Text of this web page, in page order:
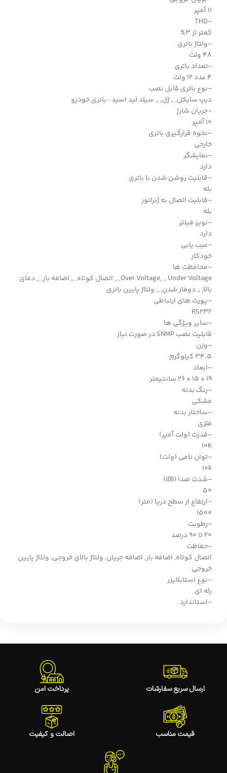
11 آمپر
-THD
کمتر از 3%
-ولتاژ باتری
48 ولت
-تعداد باتری
4 عدد 12 ولت
-نوع باتری قابل نصب
دیپ سایکل, ,, ژل, ,, سیلد لید اسید ، باتری خودرو
-جریان شارژ
10 آمپر
-نحوه قرارگیری باتری
خارجی
-نمایشگر
دارد
-قابلیت روشن شدن با باتری
بله
-قابلیت اتصال به ژنراتور
بله
-نویز فیلتر
دارد
-عیب یابی
خودکار
-محافظت ها
Over Voltage, ,, Under Voltage, ,, اتصال کوتاه, ,, اضافه بار, ,, دمای
بالا, ,, دوفاز شدن, ,, ولتاژ پایین باتری
-پورت های ارتباطی
RS232
-سایر ویژگی ها
قابلیت نصب SNMP در صورت نیاز
-وزن
34.5 کیلوگرم
-ابعاد
19 × 15 × 26 سانتیمتر
-رنگ بدنه
مشکی
-ساختار بدنه
فلزی
-قدرت (ولت آمپر)
10K
-توان نامی (وات)
10k
-شدت صدا (dB)
50
-ارتفاع از سطح دریا (متر)
1500
-رطوبت
20 تا 90 درصد
-حفاظت
اتصال کوتاه, اضافه بار, اضافه جریان, ولتاژ بالای خروجی, ولتاژ پایین
خروجی
-نوع استابلایزر
رله ای
-استاندارد
ارسال سریع سفارشات پرداخت امن
قیمت مناسب اصالت و کیفیت